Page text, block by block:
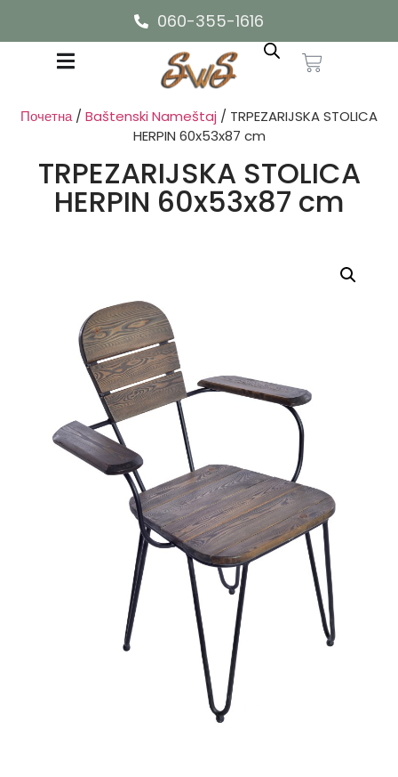
060-355-1616
Почетна/Baštenski Nameštaj / TRPEZARIJSKA STOLICA
HERPIN 60x53x87 cm
TRPEZARIJSKA STOLICA
HERPIN 60x53x87 cm